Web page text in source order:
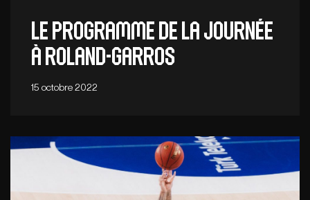
Le programme de la journée
à Roland-Garros
15 octobre 2022